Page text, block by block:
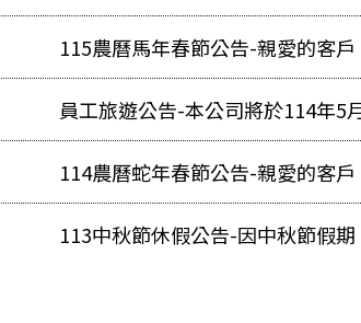
115農曆馬年春節公告-親愛的客
司115年農曆春節假期為
員工旅遊公告-本公司將於114年5
辦員工旅遊
114農曆蛇年春節公告-親愛的客
司114年農曆春節假期為
113中秋節休假公告-因中秋節假